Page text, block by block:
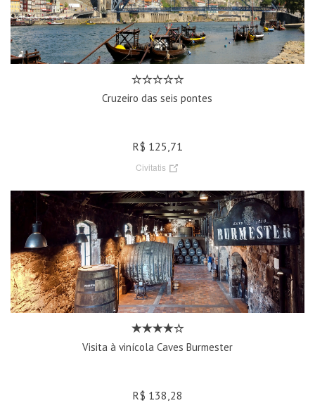
Cruzeiro das seis pontes
R$ 125,71
Civitatis
Visita à vinícola Caves Burmester
R$ 138,28